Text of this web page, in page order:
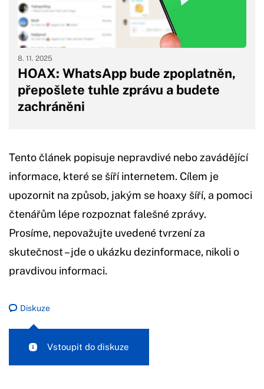
HOAX: WhatsApp bude zpoplatněn,
přepošlete tuhle zprávu a budete
zachráněni
8. 11. 2025
Tento článek popisuje nepravdivé nebo zavádějící
informace, které se šíří internetem. Cílem je
upozornit na způsob, jakým se hoaxy šíří, a pomoci
čtenářům lépe rozpoznat falešné zprávy.
Prosíme, nepovažujte uvedené tvrzení za
skutečnost – jde o ukázku dezinformace, nikoli o
pravdivou informaci.
Diskuze
Vstoupit do diskuze